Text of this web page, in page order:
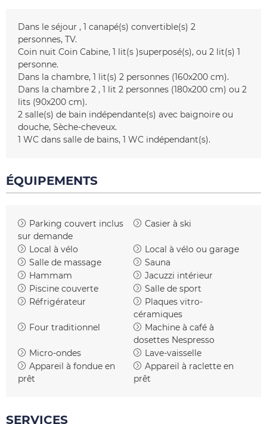
Dans le séjour 1 canapé(s) convertible(s) 2
personnes TV
Coin nuit Coin Cabine 1 lit(s )superposé(s) ou 2 lit(s) 1
personne
Dans la chambre 1 lit(s) 2 personnes (160x200 cm)
Dans la chambre 2
1 lit 2 personnes (180x200 cm) ou 2
lits (90x200 cm)
2 salle(s) de bain indépendante(s) avec baignoire ou
douche Sèche-cheveux
1 WC dans salle de bains 1 WC indépendant(s)
ÉQUIPEMENTS
Parking couvert inclus
sur demande
Casier à ski
Local à vélo
Local à vélo ou garage
Salle de massage
Sauna
Hammam
Jacuzzi intérieur
Piscine couverte
Salle de sport
Réfrigérateur
Plaques vitro-
céramiques
Four traditionnel
Machine à café à
dosettes Nespresso
Micro-ondes
Lave-vaisselle
Appareil à fondue en
prêt
Appareil à raclette en
prêt
SERVICES